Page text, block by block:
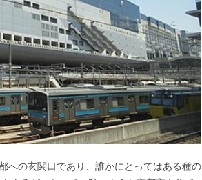
の玄関口であり、誰かにとってはある種の